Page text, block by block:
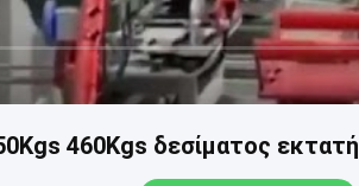
460Kgs δεσίματος εκτατή